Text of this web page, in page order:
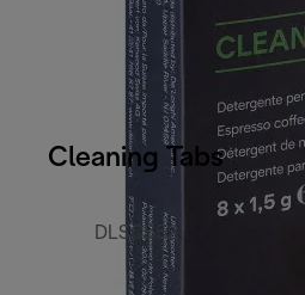
Cleaning Tabs
DLSC552